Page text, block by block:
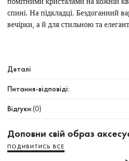
спині. На підкладці. Бездоганний
вечірки, а й для стильною та
Деталі
Питання-відповіді:
Відгуки:(0)
Доповни свій образ
ПОДИВИТИСЬ ВСЕ